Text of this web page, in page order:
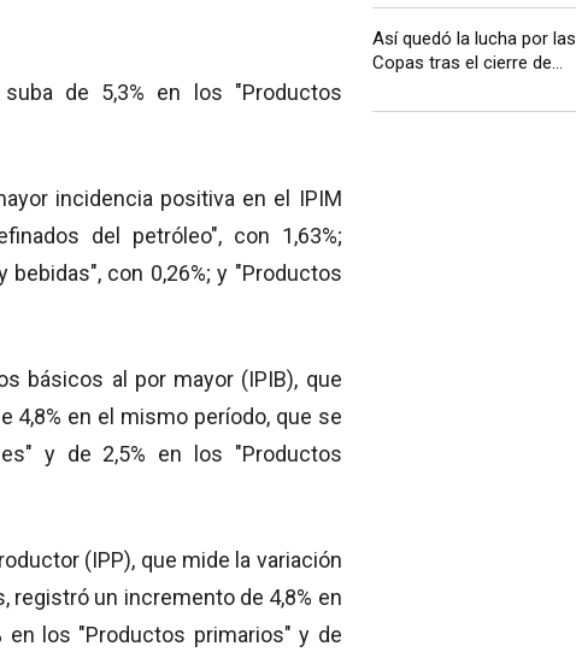
de 5,3% en los "Productos
incidencia positiva en el IPIM
del petróleo", con 1,63%;
con 0,26%; y "Productos
básicos al por mayor (IPIB), que
en el mismo período, que se
y de 2,5% en los "Productos
(IPP), que mide la variación
registró un incremento de 4,8% en
en los "Productos primarios" y de
Así quedó la lucha por las
Copas tras el cierre de...